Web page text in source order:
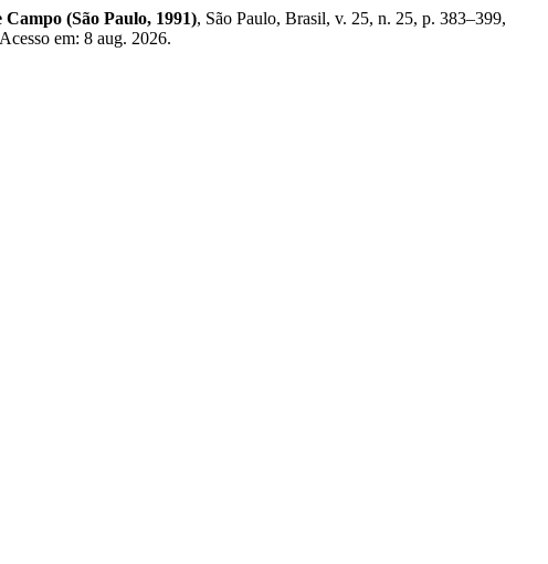
Campo (São Paulo, 1991), São Paulo, Brasil, v. 25, n. 25, p. 383–399,
em: 8 aug. 2026.